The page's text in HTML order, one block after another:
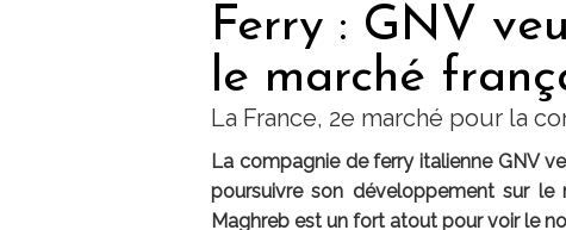
Ferry : GNV
le marché
La France, 2e marché pour la
La compagnie de ferry italienne GNV
poursuivre son développement sur
Maghreb est un fort atout pour voir le